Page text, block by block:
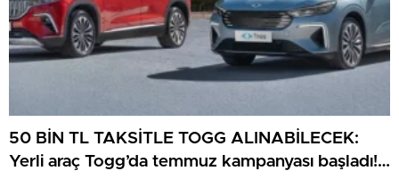
50 BİN TL TAKSİTLE TOGG ALINABİLECEK:
Yerli araç Togg’da temmuz kampanyası başladı!